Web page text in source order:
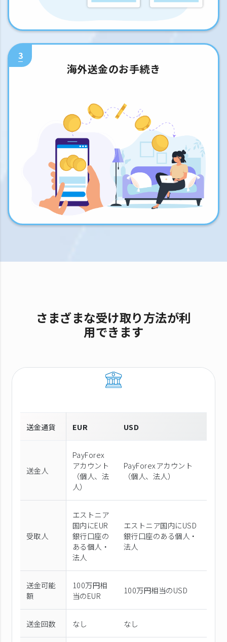
3
海外送金のお手続き
さまざまな受け取り方法が利
用できます
送金通貨 EUR USD
送金人
PayForex
アカウント
（個⼈、法
⼈）
PayForexアカウント
（個⼈、法⼈）
受取人
エストニア
国内にEUR
銀行口座の
ある個人・
法人
エストニア国内にUSD
銀行口座のある個人・
法人
送金可能
額
100万円相
当のEUR
100万円相当のUSD
送金回数 なし なし